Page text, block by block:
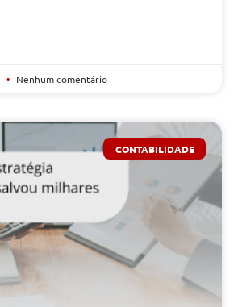
Nenhum comentário
CONTABILIDADE